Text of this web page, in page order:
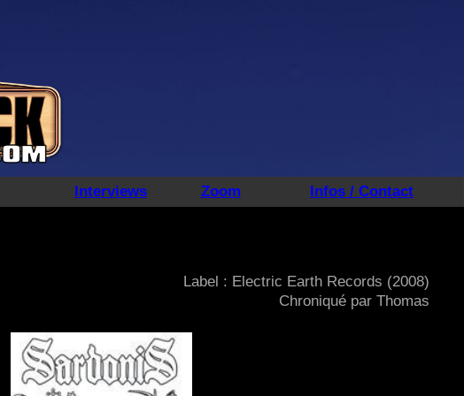
Interviews Zoom Infos / Contact
Label : Electric Earth Records (2008)
Chroniqué par Thomas